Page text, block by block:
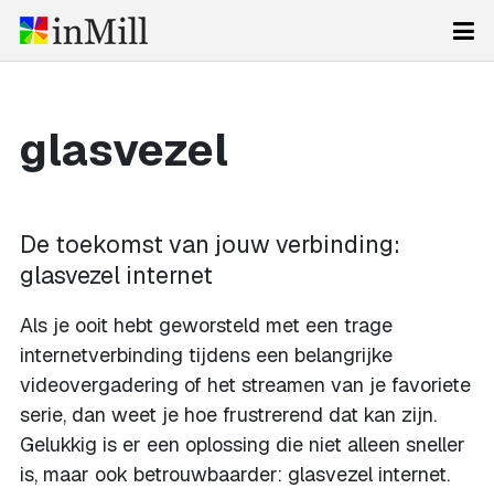
glasvezel
De toekomst van jouw verbinding:
glasvezel internet
Als je ooit hebt geworsteld met een trage
internetverbinding tijdens een belangrijke
videovergadering of het streamen van je favoriete
serie, dan weet je hoe frustrerend dat kan zijn.
Gelukkig is er een oplossing die niet alleen sneller
is, maar ook betrouwbaarder: glasvezel internet.